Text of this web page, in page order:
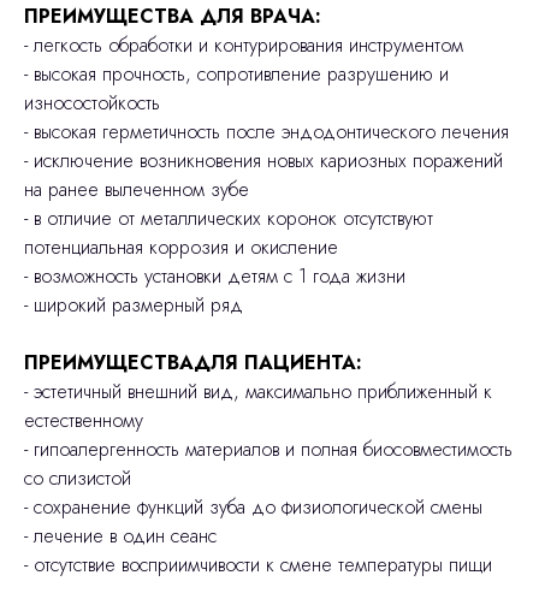
ПРЕИМУЩЕСТВА ДЛЯ ВРАЧА:
- легкость обработки и контурирования инструментом
- высокая прочность, сопротивление разрушению и
износостойкость
- высокая герметичность после эндодонтического лечения
- исключение возникновения новых кариозных поражений
на ранее вылеченном зубе
- в отличие от металлических коронок отсутствуют
потенциальная коррозия и окисление
- возможность установки детям с 1 года жизни
- широкий размерный ряд
ПРЕИМУЩЕСТВАДЛЯ ПАЦИЕНТА:
- эстетичный внешний вид, максимально приближенный к
естественному
- гипоалергенность материалов и полная биосовместимость
со слизистой
- сохранение функций зуба до физиологической смены
- лечение в один сеанс
- отсутствие восприимчивости к смене температуры пищи